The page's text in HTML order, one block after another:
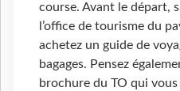
course. Avant le départ,
l’office de tourisme du
achetez un guide de
bagages. Pensez
brochure du TO qui